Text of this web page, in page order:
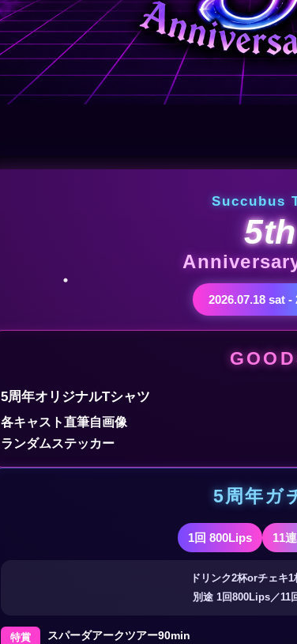
Succubus
5th
2026.07.18 sat -
5周年オリジナルTシャツ
各キャスト直筆自画像
ランダムステッカー
5周年ガ
1回 800Lips 11
ドリンク2杯orチェキ
別途 1回800Lips／11
特賞 スパーダアークツアー90min